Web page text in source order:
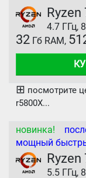
Ryzen
4.7 ГГц,
32 Гб RAM,
⊞ посмотрите
r5800X...
новинка!
мощный
Ryzen
5.5 ГГц,